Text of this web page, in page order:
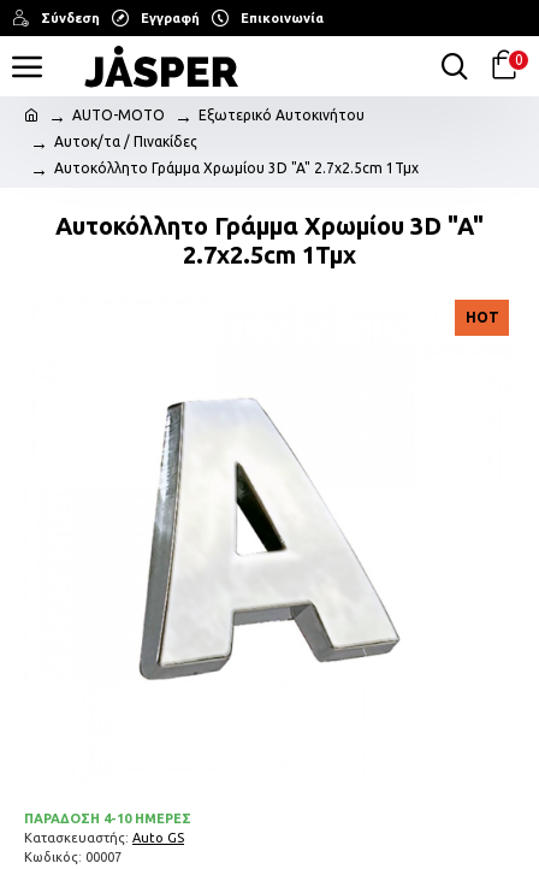
Σύνδεση Εγγραφή Επικοινωνία
0
AUTO-MOTO
Εξωτερικό Αυτοκινήτου
Αυτοκ/τα / Πινακίδες
Αυτοκόλλητο Γράμμα Χρωμίου 3D "A" 2.7x2.5cm 1Τμχ
Αυτοκόλλητο Γράμμα Χρωμίου 3D "A"
2.7x2.5cm 1Τμχ
HOT
ΠΑΡΑΔΟΣΗ 4-10 ΗΜΕΡΕΣ
Κατασκευαστής: Auto GS
Κωδικός: 00007